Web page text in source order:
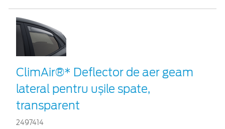
ClimAir®* Deflector de aer geam
lateral pentru ușile spate,
transparent
2497414